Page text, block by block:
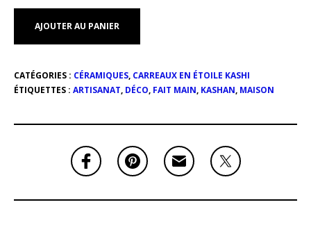
AJOUTER AU PANIER
CATÉGORIES : CÉRAMIQUES, CARREAUX EN ÉTOILE KASHI
ÉTIQUETTES : ARTISANAT, DÉCO, FAIT MAIN, KASHAN, MAISON